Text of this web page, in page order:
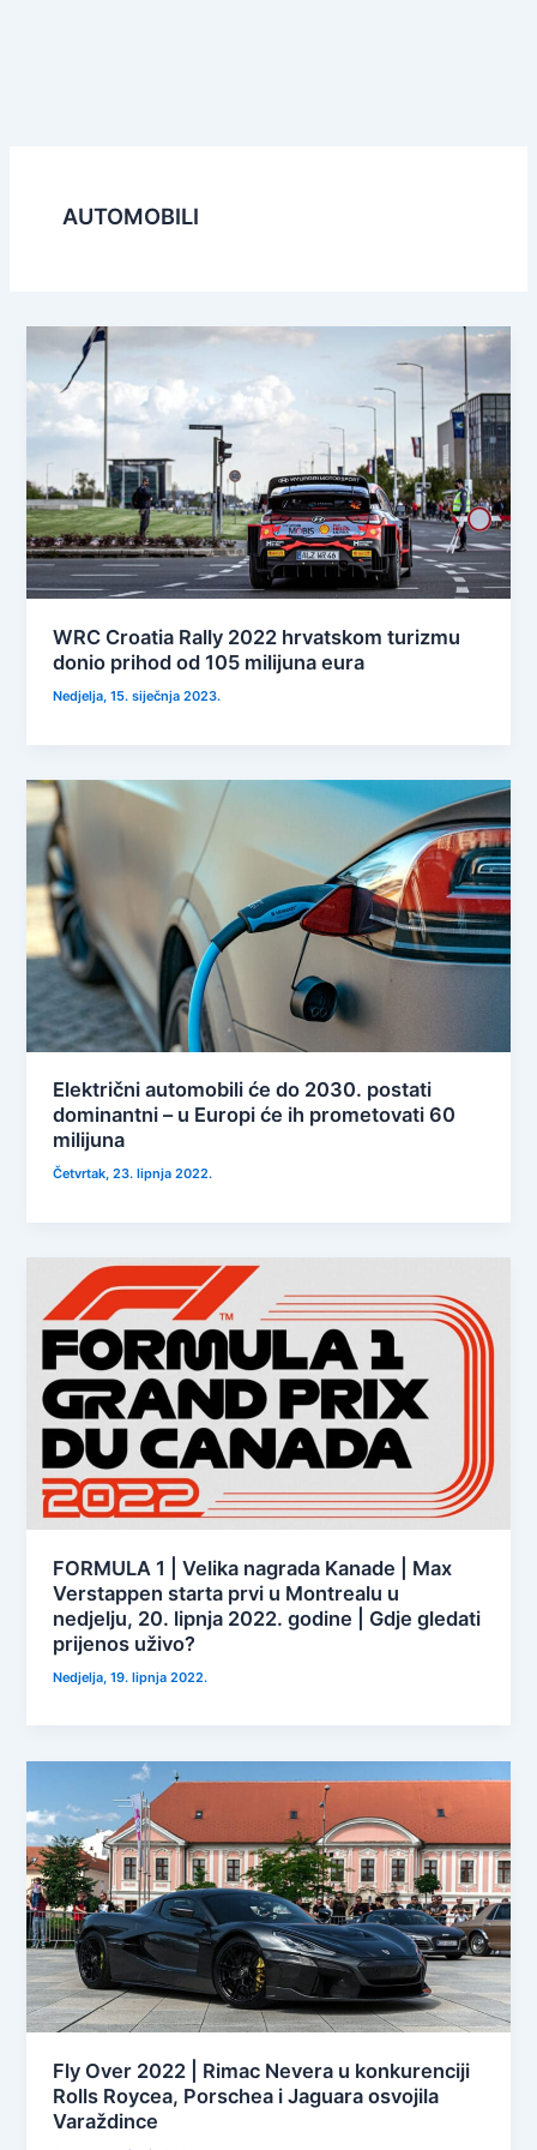
AUTOMOBILI
WRC Croatia Rally 2022 hrvatskom turizmu
donio prihod od 105 milijuna eura
Nedjelja, 15. siječnja 2023.
Električni automobili će do 2030. postati
dominantni – u Europi će ih prometovati 60
milijuna
Četvrtak, 23. lipnja 2022.
FORMULA 1 | Velika nagrada Kanade | Max
Verstappen starta prvi u Montrealu u
nedjelju, 20. lipnja 2022. godine | Gdje gledati
prijenos uživo?
Nedjelja, 19. lipnja 2022.
Fly Over 2022 | Rimac Nevera u konkurenciji
Rolls Roycea, Porschea i Jaguara osvojila
Varaždince